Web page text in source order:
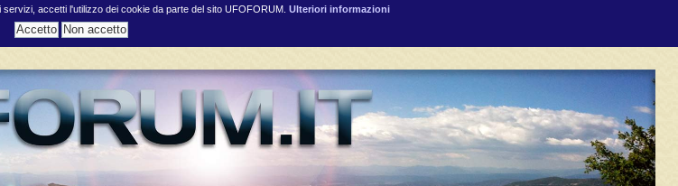
accetti l'utilizzo dei cookie da parte del sito UFOFORUM. Ulteriori informazioni